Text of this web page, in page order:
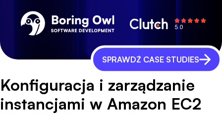
SPRAWDŹ CASE STUDIES
Konfiguracja i zarządzanie
instancjami w Amazon EC2